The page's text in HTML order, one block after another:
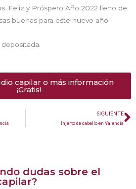
Feliz y Próspero Año 2022 lleno de
buenas para este nuevo año.
capilar o más información
¡Gratis!
SIGUIENTE
Injerto de cabello en Valencia
dudas sobre el